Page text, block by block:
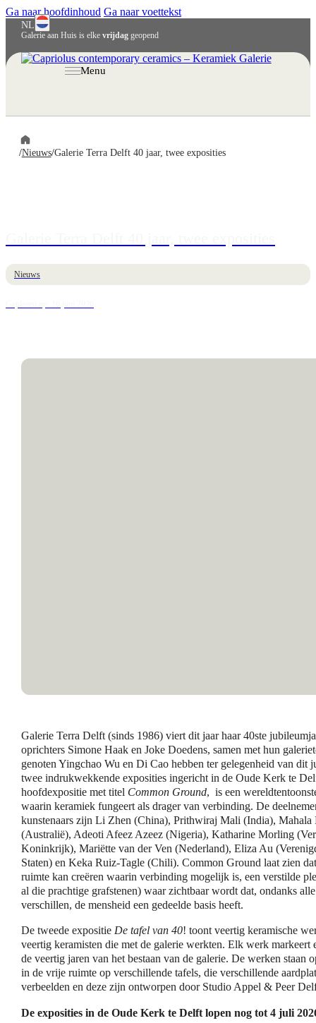
Ga naar hoofdinhoud Ga naar voettekst
Galerie aan Huis is elke vrijdaggeopend
NL
Menu
/Nieuws/Galerie Terra Delft 40 jaar, twee exposities
Nieuws
Galerie Terra Delft (sinds 1986) viert dit jaar haar 40ste
oprichters Simone Haak en Joke Doedens, samen met hun
genoten Yingchao Wu en Di Cao hebben ter gelegenheid van dit
twee indrukwekkende exposities ingericht in de Oude Kerk te
hoofdexpositie met titel Common Ground, is een
waarin keramiek fungeert als drager van verbinding. De
kunstenaars zijn Li Zhen (China), Prithwiraj Mali (India),
(Australië), Adeoti Afeez Azeez (Nigeria), Katharine Morling
Koninkrijk), Mariëtte van der Ven (Nederland), Eliza Au
Staten) en Keka Ruiz-Tagle (Chili). Common Ground laat zien
ruimte kan creëren waarin verbinding mogelijk is, een verstilde
al die prachtige grafstenen) waar zichtbaar wordt dat, ondanks alle
verschillen, de mensheid een gedeelde basis heeft.
De tweede expositie De tafel van 40! toont veertig keramische
veertig keramisten die met de galerie werkten. Elk werk markeert
de veertig jaren van het bestaan van de galerie. De werken staan
in de vrije ruimte op verschillende tafels, die verschillende
verbeelden en deze zijn ontworpen door Studio Appel & Peer
De exposities in de Oude Kerk te Delft lopen nog tot 4 juli